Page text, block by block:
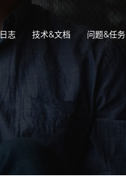
志 技术&文档 问题&任务